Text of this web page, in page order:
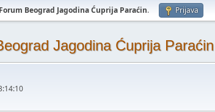
Forum Beograd Jagodina Ćuprija Paraćin. Prijava
Jagodina Ćuprija Paraćin